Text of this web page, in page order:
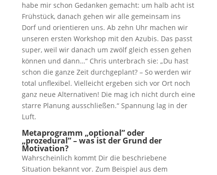
habe mir schon Gedanken gemacht: um halb acht ist
Frühstück, danach gehen wir alle gemeinsam ins
Dorf und orientieren uns. Ab zehn Uhr machen wir
unseren ersten Workshop mit den Azubis. Das passt
super, weil wir danach um zwölf gleich essen gehen
können und dann…“ Chris unterbrach sie: „Du hast
schon die ganze Zeit durchgeplant? – So werden wir
total unflexibel. Vielleicht ergeben sich vor Ort noch
ganz neue Alternativen! Die mag ich nicht durch eine
starre Planung ausschließen.“ Spannung lag in der
Luft.
Metaprogramm „optional” oder
„prozedural” – was ist der Grund der
Motivation?
Wahrscheinlich kommt Dir die beschriebene
Situation bekannt vor. Zum Beispiel aus dem